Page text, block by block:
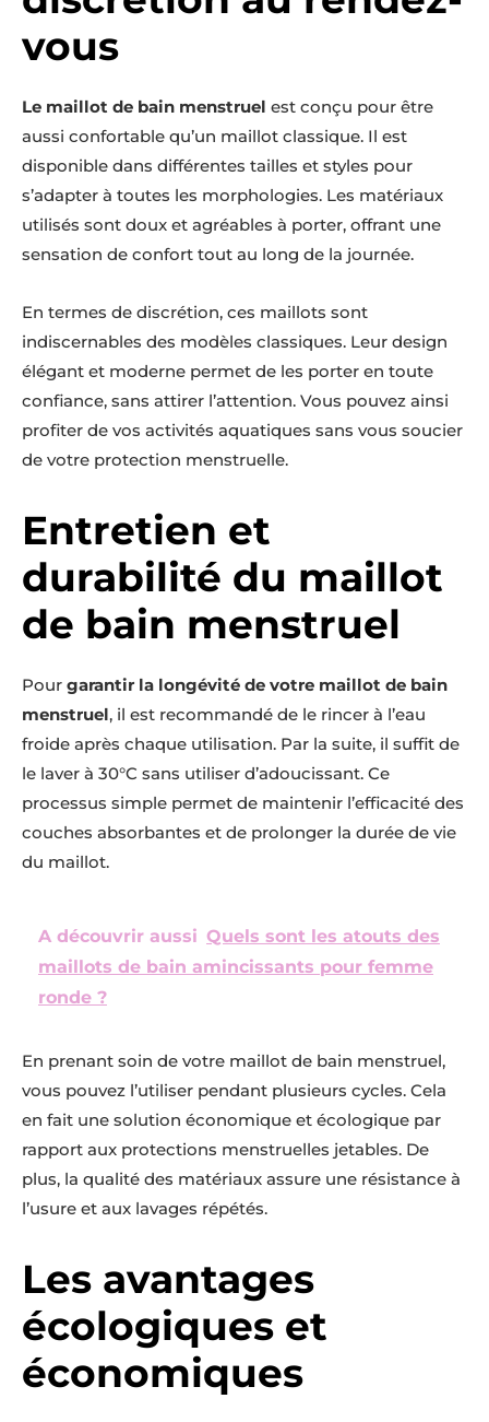
vous
Le maillot de bain menstruel est conçu pour être
aussi confortable qu’un maillot classique. Il est
disponible dans différentes tailles et styles pour
s’adapter à toutes les morphologies. Les matériaux
utilisés sont doux et agréables à porter, offrant une
sensation de confort tout au long de la journée.
En termes de discrétion, ces maillots sont
indiscernables des modèles classiques. Leur design
élégant et moderne permet de les porter en toute
confiance, sans attirer l’attention. Vous pouvez ainsi
profiter de vos activités aquatiques sans vous soucier
de votre protection menstruelle.
Entretien et
durabilité du maillot
de bain menstruel
Pour garantir la longévité de votre maillot de bain
menstruel, il est recommandé de le rincer à l’eau
froide après chaque utilisation. Par la suite, il suffit de
le laver à 30°C sans utiliser d’adoucissant. Ce
processus simple permet de maintenir l’efficacité des
couches absorbantes et de prolonger la durée de vie
du maillot.
A découvrir aussi Quels sont les atouts des
maillots de bain amincissants pour femme
ronde ?
En prenant soin de votre maillot de bain menstruel,
vous pouvez l’utiliser pendant plusieurs cycles. Cela
en fait une solution économique et écologique par
rapport aux protections menstruelles jetables. De
plus, la qualité des matériaux assure une résistance à
l’usure et aux lavages répétés.
Les avantages
écologiques et
économiques